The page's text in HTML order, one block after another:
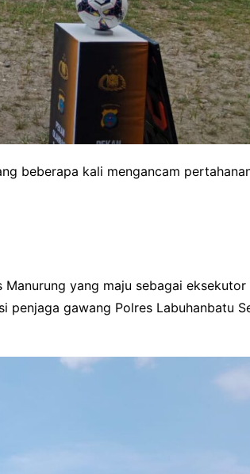
beberapa kali mengancam
yang maju sebagai
gawang Polres Labuhanbatu